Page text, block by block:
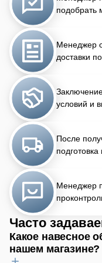
подобрать
Менеджер
доставки
условий и
После
Менеджер
Часто
Какое навесное
нашем магазине?